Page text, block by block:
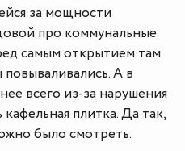
за мощности
про коммунальные
самым открытием там
А в
всего из-за нарушения
плитка. Да так,
было смотреть.